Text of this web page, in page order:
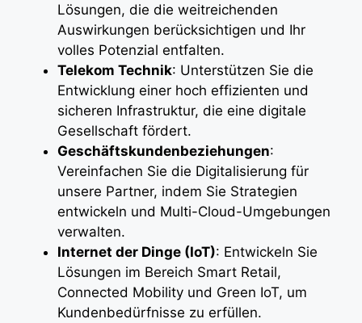
Lösungen, die die weitreichenden
Auswirkungen berücksichtigen und Ihr
volles Potenzial entfalten.
Telekom Technik: Unterstützen Sie die
Entwicklung einer hoch effizienten und
sicheren Infrastruktur, die eine digitale
Gesellschaft fördert.
Geschäftskundenbeziehungen:
Vereinfachen Sie die Digitalisierung für
unsere Partner, indem Sie Strategien
entwickeln und Multi-Cloud-Umgebungen
verwalten.
Internet der Dinge (IoT): Entwickeln Sie
Lösungen im Bereich Smart Retail,
Connected Mobility und Green IoT, um
Kundenbedürfnisse zu erfüllen.